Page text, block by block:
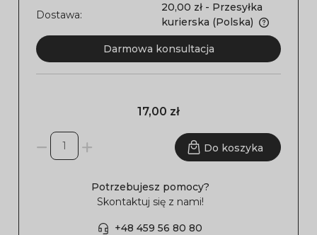
Dostawa:
20,00 zł - Przesyłka
kurierska (Polska)
Darmowa konsultacja
17,00 zł
Do koszyka
Potrzebujesz pomocy?
Skontaktuj się z nami!
+48 459 56 80 80